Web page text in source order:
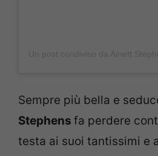
Sempre più bella e
Stephens fa perdere
testa ai suoi tantissimi e